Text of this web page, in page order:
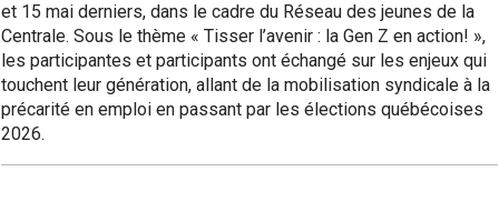
et 15 mai derniers, dans le cadre du Réseau des jeunes de la
Centrale. Sous le thème « Tisser l’avenir : la Gen Z en action! »,
les participantes et participants ont échangé sur les enjeux qui
touchent leur génération, allant de la mobilisation syndicale à la
précarité en emploi en passant par les élections québécoises
2026.